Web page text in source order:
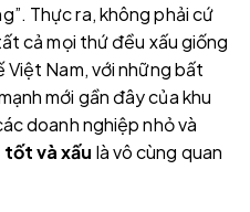
Thực ra, không phải cứ
cả mọi thứ đều xấu giống
Việt Nam, với những bất
mới gần đây của khu
doanh nghiệp nhỏ và
và xấu là vô cùng quan